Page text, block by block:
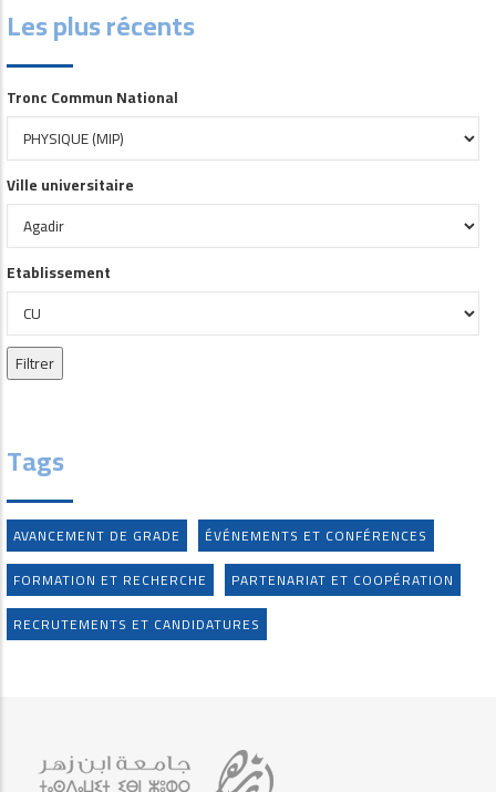
Les plus récents
Tronc Commun National
Ville universitaire
Etablissement
Tags
AVANCEMENT DE GRADE
ÉVÉNEMENTS ET CONFÉRENCES
FORMATION ET RECHERCHE
PARTENARIAT ET COOPÉRATION
RECRUTEMENTS ET CANDIDATURES